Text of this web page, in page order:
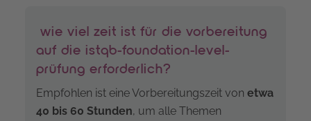
wie viel zeit ist für die vorbereitung
auf die istqb-foundation-level-
prüfung erforderlich?
Empfohlen ist eine Vorbereitungszeit von etwa
40 bis 60 Stunden, um alle Themen